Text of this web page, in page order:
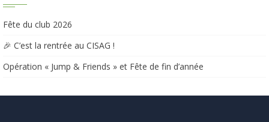
Fête du club 2026
🎉 C’est la rentrée au CISAG !
Opération « Jump & Friends » et Fête de fin d’année​​